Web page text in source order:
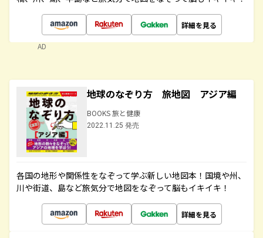
詳細を見る
AD
地球のなぞり方 旅地図 アジア編
BOOKS 旅と健康
2022.11.25 発売
各国の地形や関係性をなぞって学ぶ新しい地図本！国境や州、
川や街道、島など旅気分で地図をなぞって脳もイキイキ！
詳細を見る